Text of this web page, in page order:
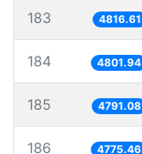
183 4816.61
184 4801.94
185 4791.08
186 4775.46